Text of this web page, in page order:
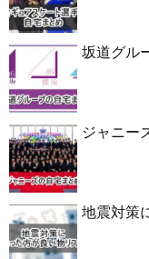
坂道グル
ジャニー
地震対策